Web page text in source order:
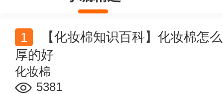
厚的好
化妆棉
5381